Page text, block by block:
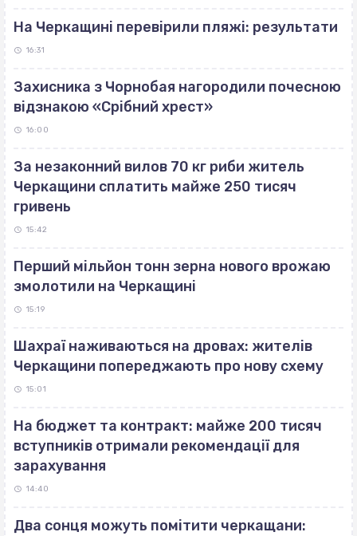
На Черкащині перевірили пляжі: результати
16:31
Захисника з Чорнобая нагородили почесною
відзнакою «Срібний хрест»
16:00
За незаконний вилов 70 кг риби житель
Черкащини сплатить майже 250 тисяч
гривень
15:42
Перший мільйон тонн зерна нового врожаю
змолотили на Черкащині
15:19
Шахраї наживаються на дровах: жителів
Черкащини попереджають про нову схему
15:01
На бюджет та контракт: майже 200 тисяч
вступників отримали рекомендації для
зарахування
14:40
Два сонця можуть помітити черкащани: